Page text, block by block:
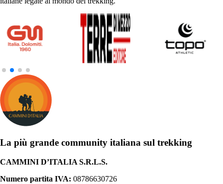
La più grande community italiana sul trekking
CAMMINI D’ITALIA S.R.L.S.
Numero partita IVA: 08786630726